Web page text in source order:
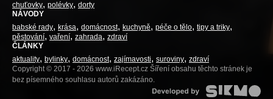
chuťovky polévky dorty
NÁVODY
babské rady
krása domácnost kuchyně péče o tělo tipy a triky
pěstování vaření zahrada zdraví
ČLÁNKY
aktuality
bylinky domácnost zajímavosti suroviny zdraví
Copyright © 2017 - 2026 www.iRecept.cz Šíření obsahu těchto stránek je
bez písemného souhlasu autorů zakázáno.